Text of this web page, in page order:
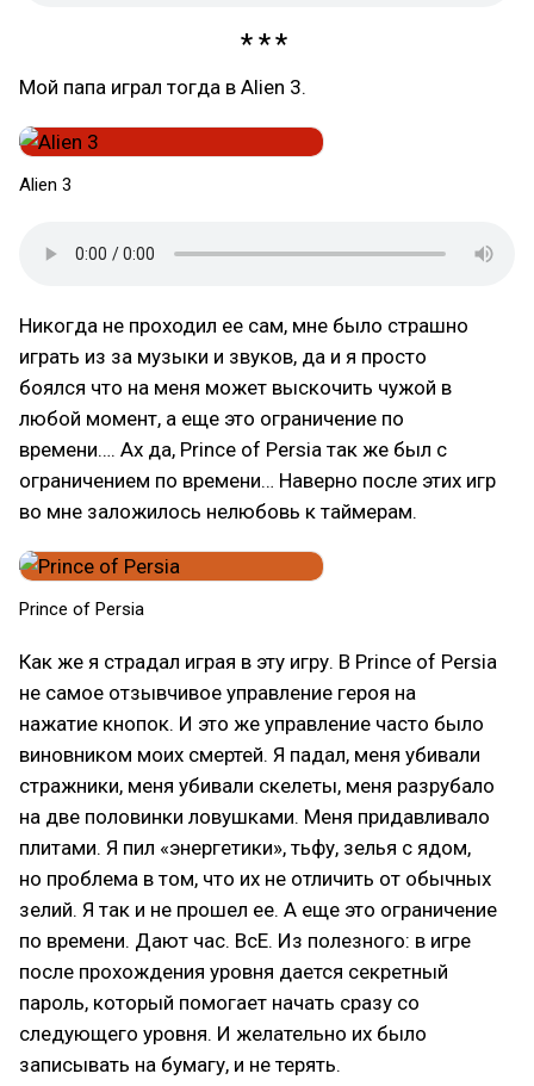
Мой папа играл тогда в Alien 3.
Alien 3
Никогда не проходил ее сам, мне было страшно
играть из за музыки и звуков, да и я просто
боялся что на меня может выскочить чужой в
любой момент, а еще это ограничение по
времени…. Ах да, Prince of Persia так же был с
ограничением по времени… Наверно после этих игр
во мне заложилось нелюбовь к таймерам.
Prince of Persia
Как же я страдал играя в эту игру. В Prince of Persia
не самое отзывчивое управление героя на
нажатие кнопок. И это же управление часто было
виновником моих смертей. Я падал, меня убивали
стражники, меня убивали скелеты, меня разрубало
на две половинки ловушками. Меня придавливало
плитами. Я пил «энергетики», тьфу, зелья с ядом,
но проблема в том, что их не отличить от обычных
зелий. Я так и не прошел ее. А еще это ограничение
по времени. Дают час. ВсЕ. Из полезного: в игре
после прохождения уровня дается секретный
пароль, который помогает начать сразу со
следующего уровня. И желательно их было
записывать на бумагу, и не терять.